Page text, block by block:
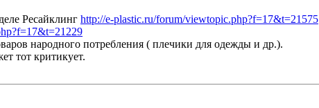
Ресайклинг http://e-plastic.ru/forum/viewtopic.php?f=17&t=21575
народного потребления ( плечики для одежды и др.).
тот критикует.